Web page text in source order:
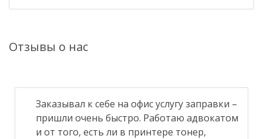
Отзывы о нас
Заказывал к себе на офис услугу заправки –
пришли очень быстро. Работаю адвокатом
и от того, есть ли в принтере тонер,